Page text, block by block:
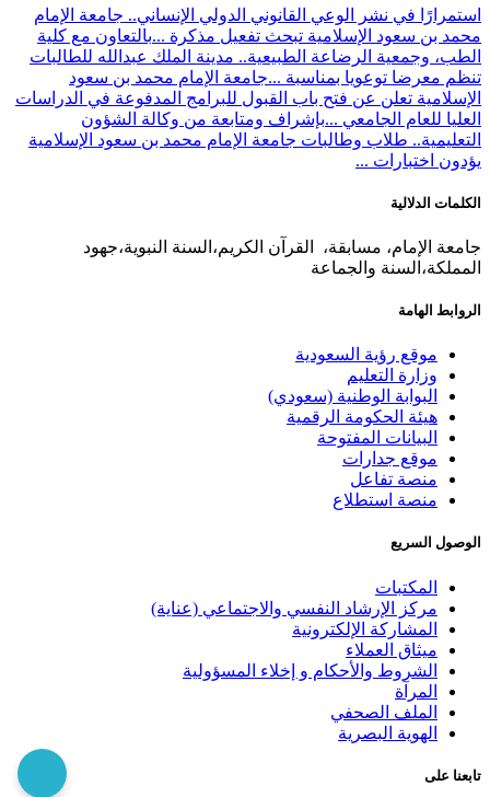
استمرارًا في نشر الوعي القانوني الدولي الإنساني.. جامعة الإمام
محمد بن سعود الإسلامية تبحث تفعيل مذكرة ...بالتعاون مع كلية
الطب، وجمعية الرضاعة الطبيعية.. مدينة الملك عبدالله للطالبات
تنظم معرضا توعويا بمناسبة ...جامعة الإمام محمد بن سعود
الإسلامية تعلن عن فتح باب القبول للبرامج المدفوعة في الدراسات
العليا للعام الجامعي ...بإشراف ومتابعة من وكالة الشؤون
التعليمية.. طلاب وطالبات جامعة الإمام محمد بن سعود الإسلامية
يؤدون اختبارات ...
الكلمات الدلالية
جامعة الإمام، مسابقة، القرآن الكريم،السنة النبوية،جهود
المملكة،السنة والجماعة
الروابط الهامة
موقع رؤية السعودية
وزارة التعليم
البوابة الوطنية (سعودي)
هيئة الحكومة الرقمية
البيانات المفتوحة
موقع جدارات
منصة تفاعل
منصة استطلاع
الوصول السريع
المكتبات
مركز الإرشاد النفسي والاجتماعي (عناية)
المشاركة الإلكترونية
ميثاق العملاء
الشروط والأحكام و إخلاء المسؤولية
المرآة
الملف الصحفي
الهوية البصرية
تابعنا على